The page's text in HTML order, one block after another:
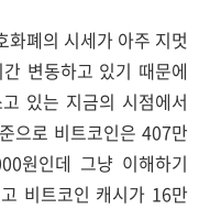
폐의 시세가 아주 지멋
변동하고 있기 때문에
있는 지금의 시점에서
으로 비트코인은 407만
원인데 그냥 이해하기
비트코인 캐시가 16만